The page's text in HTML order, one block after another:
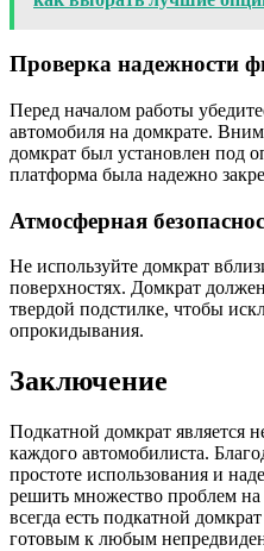
Проверка надежности
Перед началом работы
автомобиля на домкрате.
домкрат был установлен под
платформа была надежно
Атмосферная
Не используйте домкрат
поверхностях. Домкрат
твердой подстилке, чтобы
опрокидывания.
Заключение
Подкатной домкрат является
каждого автомобилиста.
простоте использования и
решить множество проблем на
всегда есть подкатной
готовым к любым